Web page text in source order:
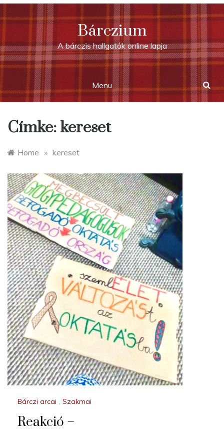
Skip
to
content
Bárczium
A bárczis hallgatók online lapja
Menu
Címke: kereset
Home » kereset
Bárczi arcai , Szakmai
Reakció –